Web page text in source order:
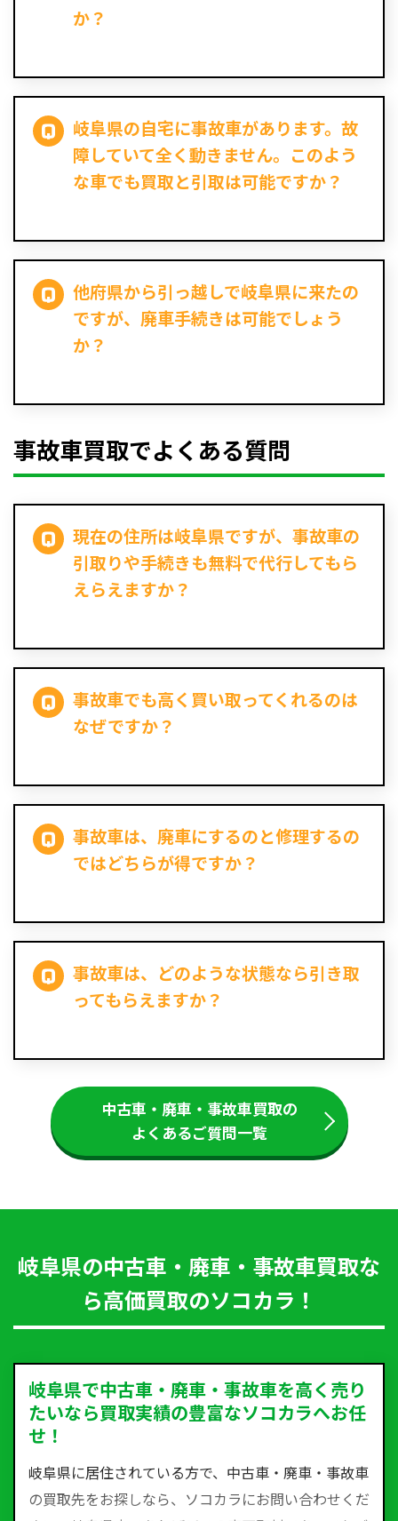
か？
岐阜県の自宅に事故車があります。故
障していて全く動きません。このよう
な車でも買取と引取は可能ですか？
他府県から引っ越しで岐阜県に来たの
ですが、廃車手続きは可能でしょう
か？
事故車買取でよくある質問
現在の住所は岐阜県ですが、事故車の
引取りや手続きも無料で代行してもら
えらえますか？
事故車でも高く買い取ってくれるのは
なぜですか？
事故車は、廃車にするのと修理するの
ではどちらが得ですか？
事故車は、どのような状態なら引き取
ってもらえますか？
中古車・廃車・事故車買取の
よくあるご質問一覧
岐阜県の中古車・廃車・事故車買取な
ら高価買取のソコカラ！
岐阜県で中古車・廃車・事故車を高く売り
たいなら買取実績の豊富なソコカラへお任
せ！
岐阜県に居住されている方で、中古車・廃車・事故車
の買取先をお探しなら、ソコカラにお問い合わせくだ